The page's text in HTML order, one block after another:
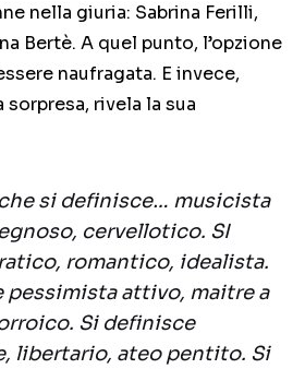
nella giuria: Sabrina Ferilli,
Bertè. A quel punto, l’opzione
naufragata. E invece,
rivela la sua
si definisce… musicista
cervellotico. SI
romantico, idealista.
pessimista attivo, maitre a
Si definisce
libertario, ateo pentito. Si